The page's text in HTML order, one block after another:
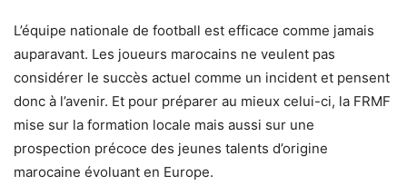
L’équipe nationale de football est efficace comme jamais
auparavant. Les joueurs marocains ne veulent pas
considérer le succès actuel comme un incident et pensent
donc à l’avenir. Et pour préparer au mieux celui-ci, la FRMF
mise sur la formation locale mais aussi sur une
prospection précoce des jeunes talents d’origine
marocaine évoluant en Europe.